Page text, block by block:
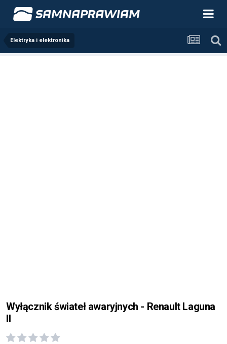
Elektryka i elektronika
Wyłącznik świateł awaryjnych - Renault Laguna
II